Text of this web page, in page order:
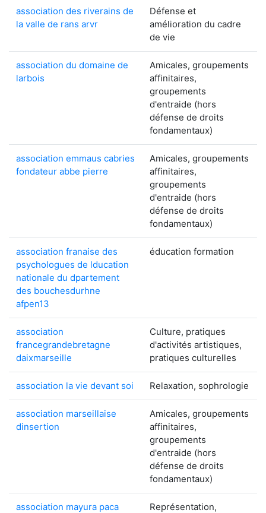
association des riverains de
la valle de rans arvr
Défense et
amélioration du cadre
de vie
association du domaine de
larbois
Amicales, groupements
affinitaires,
groupements
d'entraide (hors
défense de droits
fondamentaux)
association emmaus cabries
fondateur abbe pierre
Amicales, groupements
affinitaires,
groupements
d'entraide (hors
défense de droits
fondamentaux)
association franaise des
psychologues de lducation
nationale du dpartement
des bouchesdurhne
afpen13
éducation formation
association
francegrandebretagne
daixmarseille
Culture, pratiques
d'activités artistiques,
pratiques culturelles
association la vie devant soi Relaxation, sophrologie
association marseillaise
dinsertion
Amicales, groupements
affinitaires,
groupements
d'entraide (hors
défense de droits
fondamentaux)
association mayura paca
Représentation,